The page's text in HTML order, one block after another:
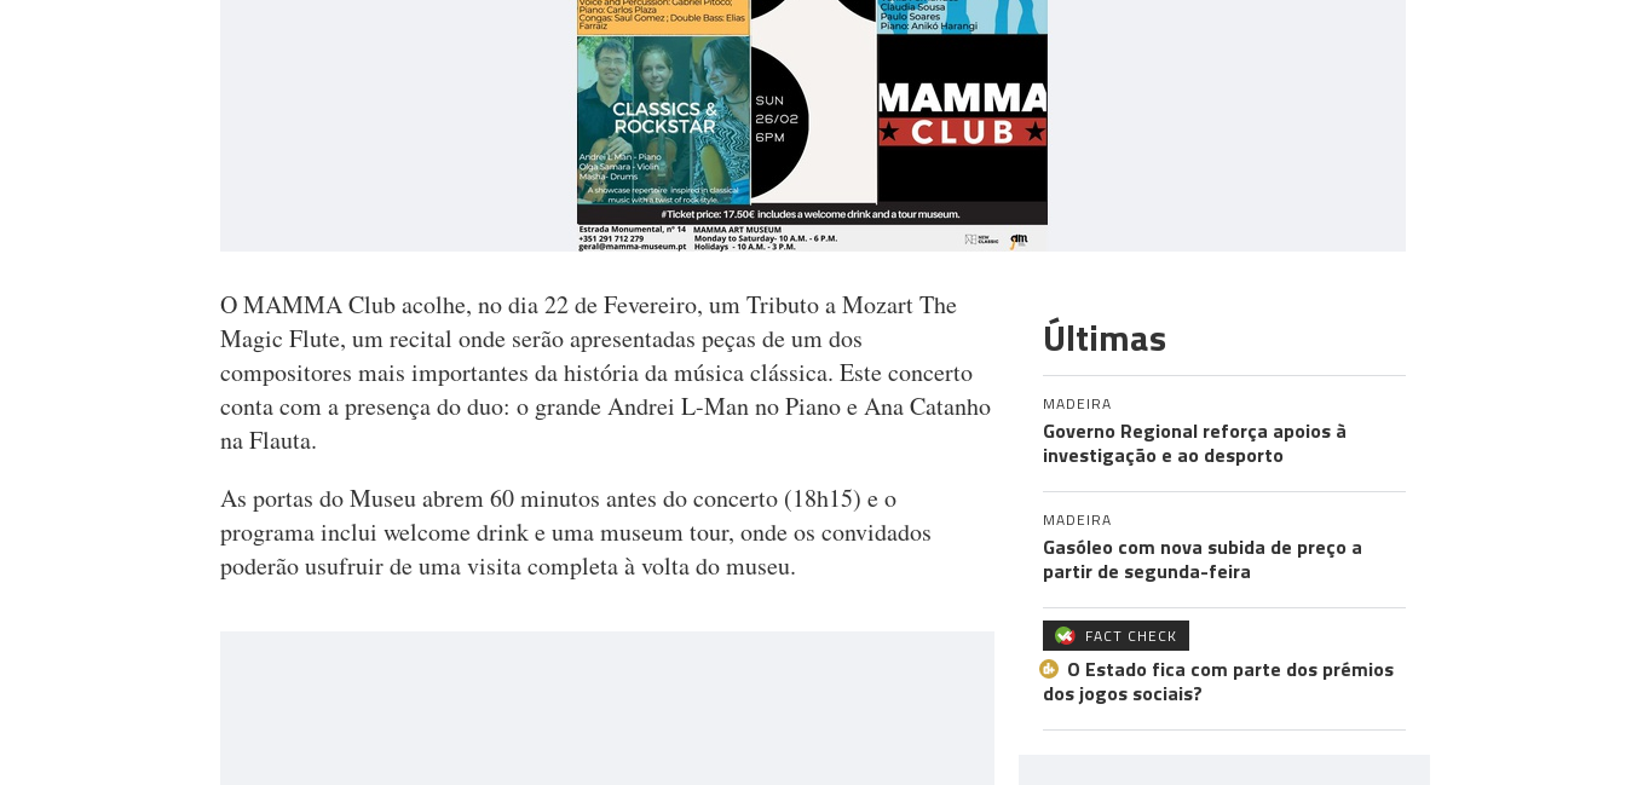
O MAMMA Club acolhe, no dia 22 de Fevereiro, um Tributo a Mozart The
Magic Flute, um recital onde serão apresentadas peças de um dos
compositores mais importantes da história da música clássica. Este concerto
conta com a presença do duo: o grande Andrei L-Man no Piano e Ana Catanho
na Flauta.
As portas do Museu abrem 60 minutos antes do concerto (18h15) e o
programa inclui welcome drink e uma museum tour, onde os convidados
poderão usufruir de uma visita completa à volta do museu.
Últimas
MADEIRA
Governo Regional reforça apoios à
investigação e ao desporto
MADEIRA
Gasóleo com nova subida de preço a
partir de segunda-feira
FACT CHECK
O Estado fica com parte dos prémios
dos jogos sociais?